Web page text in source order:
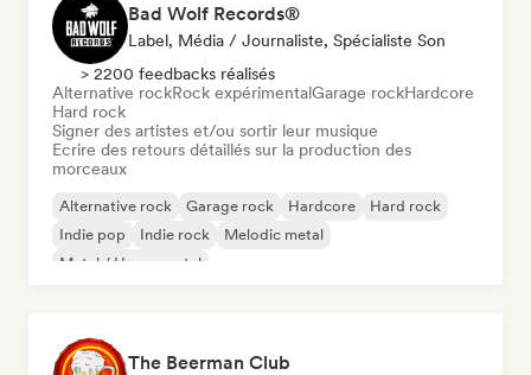
Bad Wolf Records®
Label, Média / Journaliste, Spécialiste Son
> 2200 feedbacks réalisés
Alternative rockRock expérimentalGarage rockHardcore
Hard rock
Signer des artistes et/ou sortir leur musique
Ecrire des retours détaillés sur la production des
morceaux
Alternative rock Garage rock Hardcore
Hard rock
Indie pop
Indie rock
Melodic metal
Metal / Heavy metal
The Beerman Club